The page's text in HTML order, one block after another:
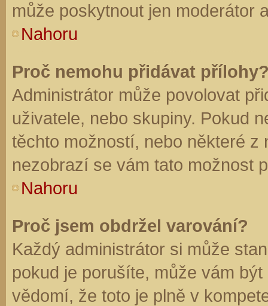
může poskytnout jen moderátor
Nahoru
Proč nemohu přidávat
Administrátor může povolovat
uživatele, nebo skupiny. Pokud
těchto možností, nebo některé z
nezobrazí se vám tato možnost
Nahoru
Proč jsem obdržel varování?
Každý administrátor si může
pokud je porušíte, může vám
vědomí, že toto je plně v